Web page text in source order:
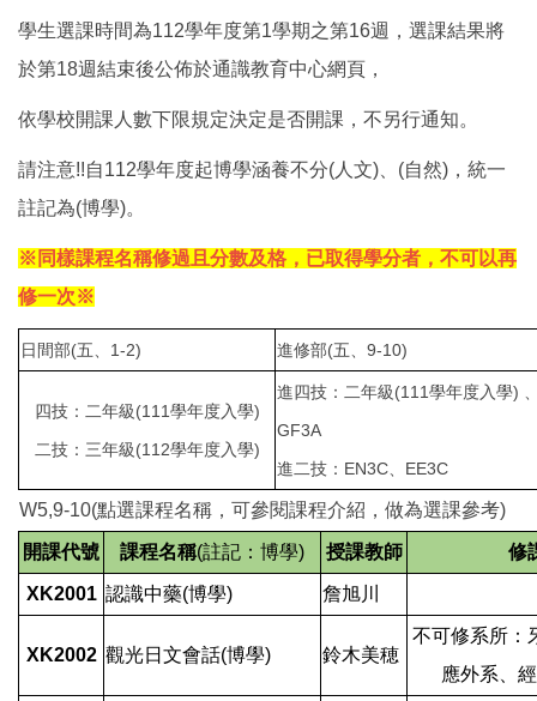
學生選課時間為112學年度第1學期之第16週，選課結果將
於第18週結束後公佈於通識教育中心網頁，
依學校開課人數下限規定決定是否開課，不另行通知。
請注意!!自112學年度起博學涵養不分(人文)、(自然)，統一
註記為(博學)。
※同樣課程名稱修過且分數及格，已取得學分者，不可以再
修一次※
日間部(五、1-2) 進修部(五、9-10)
四技：二年級(111學年度入學)
二技：三年級(112學年度入學)
進四技：二年級(111學年度入學)
GF3A
進二技：EN3C、EE3C
W5,9-10(點選課程名稱，可參閱課程介紹，做為選課參考)
開課代號 課程名稱(註記：博學) 授課教師 修
XK2001 認識中藥(博學) 詹旭川
XK2002 觀光日文會話(博學) 鈴木美穂
不可修系所：
應外系、